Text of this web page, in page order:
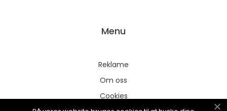
Menu
Reklame
Om oss
Cookies